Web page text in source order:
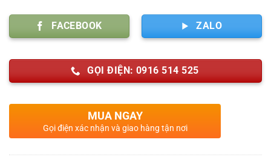
FACEBOOK ZALO
GỌI ĐIỆN: 0916 514 525
MUA NGAY
Gọi điện xác nhận và giao hàng tận nơi